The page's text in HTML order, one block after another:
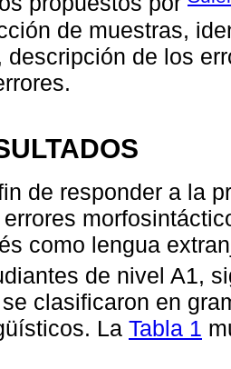
de muestras,
descripción de los
de responder a la
como lengua
de nivel A1,
clasificaron en
La Tabla 1